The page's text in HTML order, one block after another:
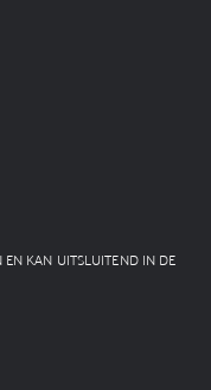
KAN UITSLUITEND IN DE